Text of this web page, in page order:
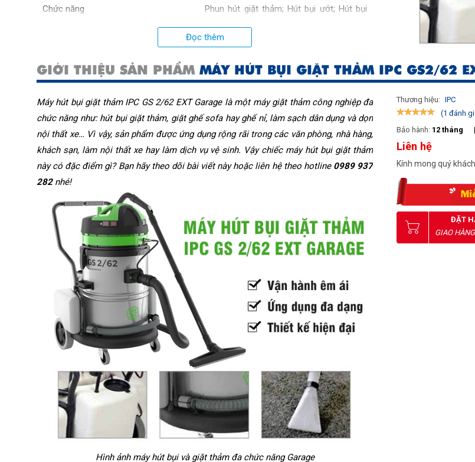
Chức năng Phun hút giặt thảm; Hút bụi ướt; Hút bụi
Dung tích thùng chứa chất bẩn (L) 62
Dung tích thùng chứa nước/hóa chất (L) 25
Xuất xứ Italy
Kích thước đóng gói (cm) 55x60x96
Cân nặng (kg) 21
Độ ồn (dB)
Số động cơ
Công suất (W) 2400
Đọc thêm
GIỚI THIỆU SẢN PHẨM MÁY HÚT BỤI GIẶT THẢM IPC GS2/62
Máy hút bụi giặt thảm IPC GS 2/62 EXT Garage là một máy giặt thảm công nghiệp đa
chức năng như: hút bụi giặt thảm, giặt ghế sofa hay ghế nỉ, làm sạch dân dụng và dọn
nội thất xe… Vì vậy, sản phẩm được ứng dụng rộng rãi trong các văn phòng, nhà hàng,
khách sạn, làm nội thất xe hay làm dịch vụ vệ sinh. Vậy chiếc máy hút bụi giặt thảm
này có đặc điểm gì? Bạn hãy theo dõi bài viết này hoặc liên hệ theo hotline 0989 937
282 nhé!
Hình ảnh máy hút bụi và giặt thảm đa chức năng Garage
Thương hiệu: IPC
(1 đánh
Bảo hành: 12 tháng |
Liên hệ
Kính mong quý
ĐẶT
GIAO